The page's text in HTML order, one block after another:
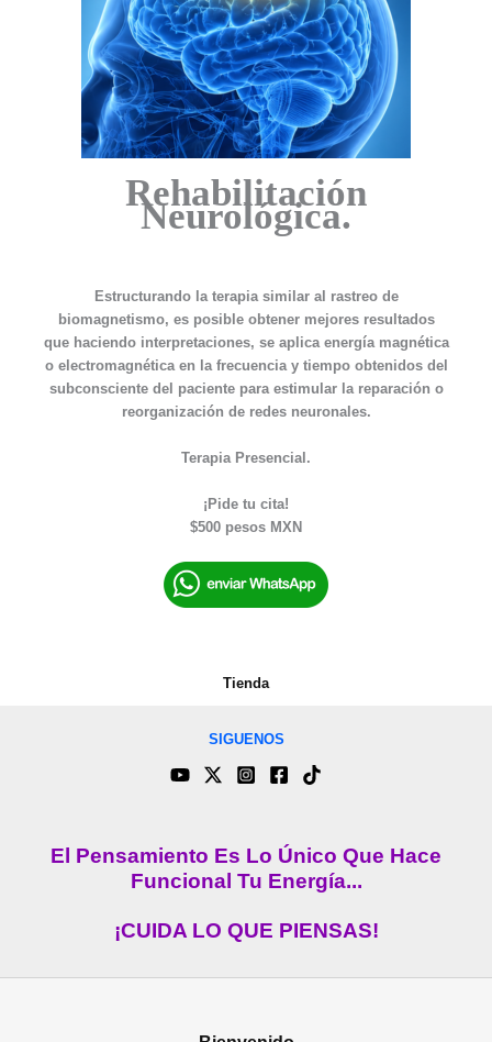
Rehabilitación
Neurológica.
Estructurando la terapia similar al rastreo de
biomagnetismo, es posible obtener mejores resultados
que haciendo interpretaciones, se aplica energía magnética
o electromagnética en la frecuencia y tiempo obtenidos del
subconsciente del paciente para estimular la reparación o
reorganización de redes neuronales.
Terapia Presencial.
¡Pide tu cita!
$500 pesos MXN
Tienda
SIGUENOS
El Pensamiento Es Lo Único Que Hace
Funcional Tu Energía...
¡CUIDA LO QUE PIENSAS!